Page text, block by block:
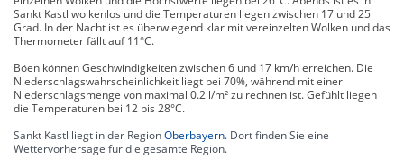
Sankt Kastl wolkenlos und die Temperaturen liegen zwischen 17 und 25
Grad. In der Nacht ist es überwiegend klar mit vereinzelten Wolken und das
Thermometer fällt auf 11°C.
Böen können Geschwindigkeiten zwischen 6 und 17 km/h erreichen. Die
Niederschlagswahrscheinlichkeit liegt bei 70%, während mit einer
Niederschlagsmenge von maximal 0.2 l/m² zu rechnen ist. Gefühlt liegen
die Temperaturen bei 12 bis 28°C.
Sankt Kastl liegt in der RegionOberbayern. Dort finden Sie eine
Wettervorhersage für die gesamte Region.